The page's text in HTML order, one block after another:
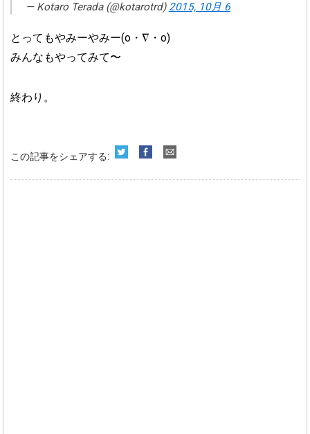
— Kotaro Terada (@kotarotrd) 2015, 10月 6
とってもやみーやみー(o・∇・o)
みんなもやってみて〜
終わり。
この記事をシェアする: